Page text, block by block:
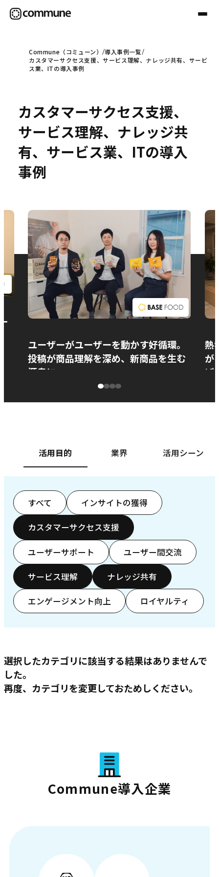
Communeについて
事例
セミナー
お問い合わせ
Commune（コミューン）
導入事例一覧
カスタマーサクセス支援、サービス理解、ナレッジ共有、サービ
ス業、ITの導入事例
カスタマーサクセス支援、
サービス理解、ナレッジ共
有、サービス業、ITの導入
事例
ユーザーがユーザーを動かす好循環。
投稿が商品理解を深め、新商品を生む
源泉に
熱
が
ぱ
活用目的 業界 活用シーン
すべて インサイトの獲得
カスタマーサクセス支援
ユーザーサポート ユーザー間交流
サービス理解 ナレッジ共有
エンゲージメント向上 ロイヤルティ
選択したカテゴリに該当する結果はありませんで
した。
再度、カテゴリを変更しておためしください。
Commune導入企業